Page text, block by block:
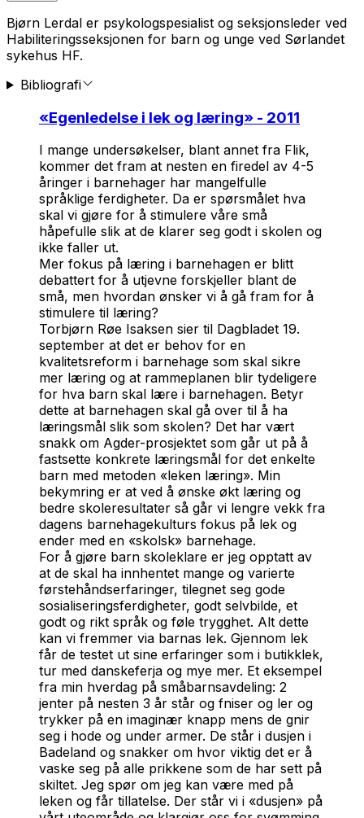
Bjørn Lerdal er psykologspesialist og seksjonsleder ved
Habiliteringsseksjonen for barn og unge ved Sørlandet
sykehus HF.
Bibliografi
«Egenledelse i lek og læring» - 2011
I mange undersøkelser, blant annet fra Flik,
kommer det fram at nesten en firedel av 4-5
åringer i barnehager har mangelfulle
språklige ferdigheter. Da er spørsmålet hva
skal vi gjøre for å stimulere våre små
håpefulle slik at de klarer seg godt i skolen og
ikke faller ut.
Mer fokus på læring i barnehagen er blitt
debattert for å utjevne forskjeller blant de
små, men hvordan ønsker vi å gå fram for å
stimulere til læring?
Torbjørn Røe Isaksen sier til Dagbladet 19.
september at det er behov for en
kvalitetsreform i barnehage som skal sikre
mer læring og at rammeplanen blir tydeligere
for hva barn skal lære i barnehagen. Betyr
dette at barnehagen skal gå over til å ha
læringsmål slik som skolen? Det har vært
snakk om Agder-prosjektet som går ut på å
fastsette konkrete læringsmål for det enkelte
barn med metoden «leken læring». Min
bekymring er at ved å ønske økt læring og
bedre skoleresultater så går vi lengre vekk fra
dagens barnehagekulturs fokus på lek og
ender med en «skolsk» barnehage.
For å gjøre barn skoleklare er jeg opptatt av
at de skal ha innhentet mange og varierte
førstehåndserfaringer, tilegnet seg gode
sosialiseringsferdigheter, godt selvbilde, et
godt og rikt språk og føle trygghet. Alt dette
kan vi fremmer via barnas lek. Gjennom lek
får de testet ut sine erfaringer som i butikklek,
tur med danskeferja og mye mer. Et eksempel
fra min hverdag på småbarnsavdeling: 2
jenter på nesten 3 år står og fniser og ler og
trykker på en imaginær knapp mens de gnir
seg i hode og under armer. De står i dusjen i
Badeland og snakker om hvor viktig det er å
vaske seg på alle prikkene som de har sett på
skiltet. Jeg spør om jeg kan være med på
leken og får tillatelse. Der står vi i «dusjen» på